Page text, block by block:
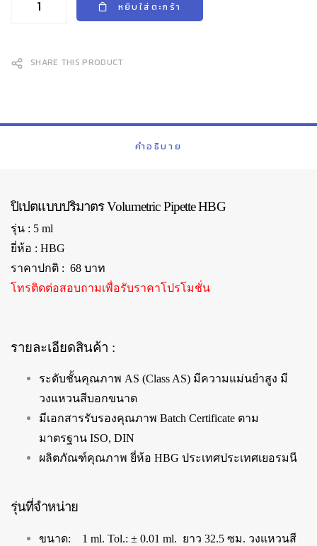
หยิบใส่ตะกร้า
SHARE THIS PRODUCT
คำอธิบาย
ปิเปตแบบปริมาตร Volumetric Pipette HBG
รุ่น : 5 ml
ยี่ห้อ : HBG
ราคาปกติ : 68 บาท
โทรติดต่อสอบถามเพื่อรับราคาโปรโมชั่น
รายละเอียดสินค้า :
ระดับชั้นคุณภาพ AS (Class AS) มีความแม่นยำสูง มี
วงแหวนสีบอกขนาด
มีเอกสารรับรองคุณภาพ Batch Certificate ตาม
มาตรฐาน ISO, DIN
ผลิตภัณฑ์คุณภาพ ยี่ห้อ HBG ประเทศประเทศเยอรมนี
รุ่นที่จำหน่าย
ขนาด: 1 ml. Tol.: ± 0.01 ml. ยาว 32.5 ซม. วงแหวนสี